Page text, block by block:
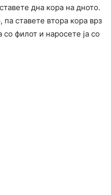
дна кора на дното.
па ставете втора кора врз
со филот и наросете ја со